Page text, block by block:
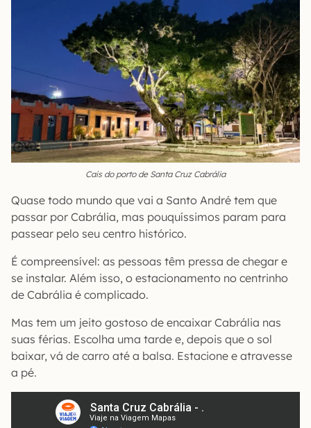
Cais do porto de Santa Cruz Cabrália
Quase todo mundo que vai a Santo André tem que
passar por Cabrália, mas pouquíssimos param para
passear pelo seu centro histórico.
É compreensível: as pessoas têm pressa de chegar e
se instalar. Além isso, o estacionamento no centrinho
de Cabrália é complicado.
Mas tem um jeito gostoso de encaixar Cabrália nas
suas férias. Escolha uma tarde e, depois que o sol
baixar, vá de carro até a balsa. Estacione e atravesse
a pé.